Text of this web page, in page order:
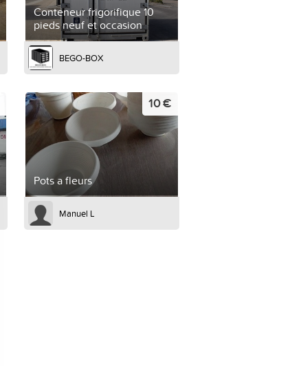
Conteneur frigorifique 10
pieds neuf et occasion
BEGO-BOX
Pots a fleurs
10 €
Manuel L